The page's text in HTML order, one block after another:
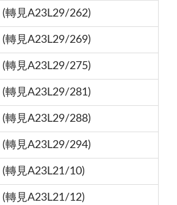
(轉見A23L29/262)
(轉見A23L29/269)
(轉見A23L29/275)
(轉見A23L29/281)
(轉見A23L29/288)
(轉見A23L29/294)
(轉見A23L21/10)
(轉見A23L21/12)